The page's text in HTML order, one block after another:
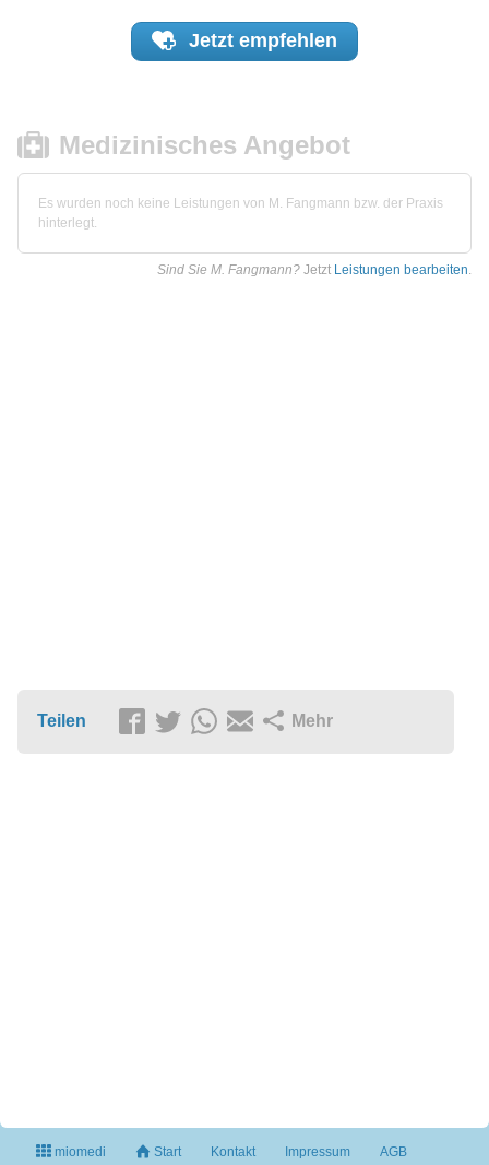
Jetzt empfehlen
Medizinisches Angebot
Es wurden noch keine Leistungen von M. Fangmann bzw. der Praxis
hinterlegt.
Sind Sie M. Fangmann? Jetzt Leistungen bearbeiten.
Teilen Mehr
miomedi Start Kontakt Impressum AGB